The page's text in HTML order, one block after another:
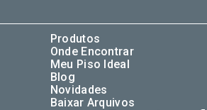
Produtos
Onde Encontrar
Meu Piso Ideal
Blog
Novidades
Baixar Arquivos